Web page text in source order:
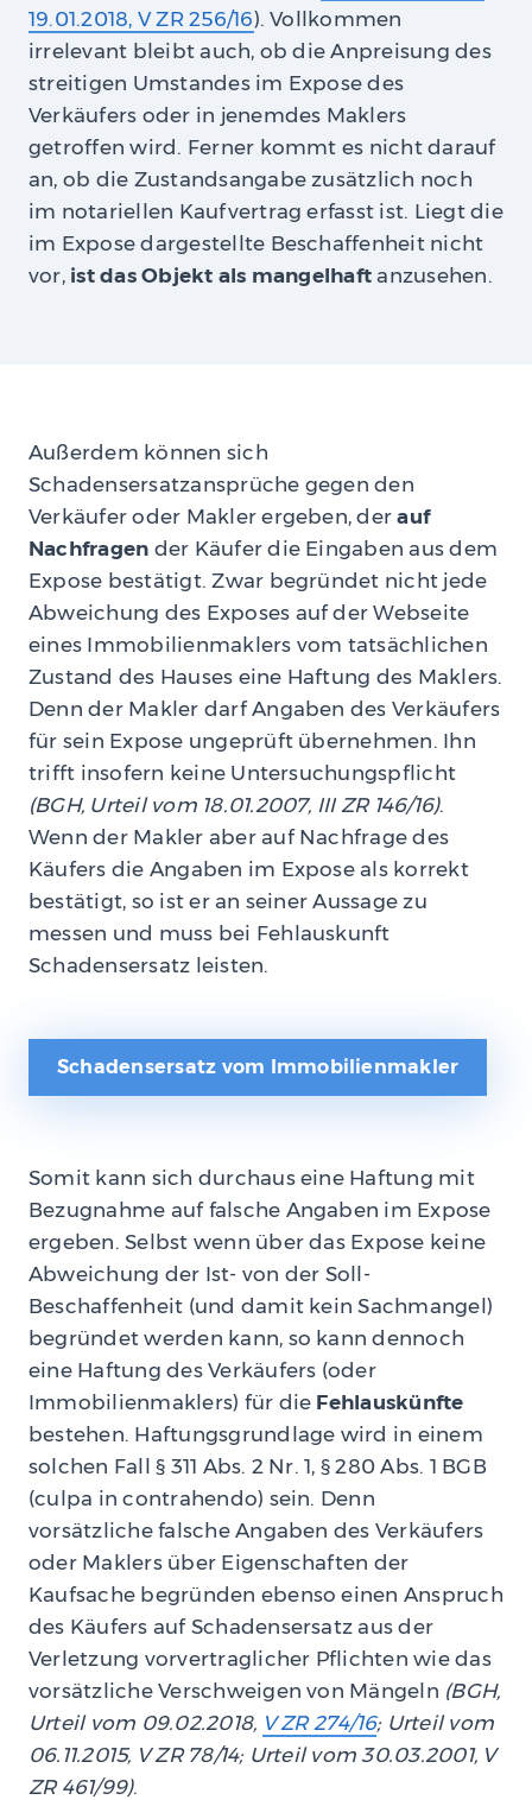
19.01.2018, V ZR 256/16). Vollkommen
irrelevant bleibt auch, ob die Anpreisung des
streitigen Umstandes im Expose des
Verkäufers oder in jenemdes Maklers
getroffen wird. Ferner kommt es nicht darauf
an, ob die Zustandsangabe zusätzlich noch
im notariellen Kaufvertrag erfasst ist. Liegt die
im Expose dargestellte Beschaffenheit nicht
vor, ist das Objekt als mangelhaft anzusehen.
Außerdem können sich
Schadensersatzansprüche gegen den
Verkäufer oder Makler ergeben, derauf
Nachfragen der Käufer die Eingaben aus dem
Expose bestätigt. Zwar begründet nicht jede
Abweichung des Exposes auf der Webseite
eines Immobilienmaklers vom tatsächlichen
Zustand des Hauses eine Haftung des Maklers.
Denn der Makler darf Angaben des Verkäufers
für sein Expose ungeprüft übernehmen. Ihn
trifft insofern keine Untersuchungspflicht
(BGH, Urteil vom 18.01.2007, III ZR 146/16).
Wenn der Makler aber auf Nachfrage des
Käufers die Angaben im Expose als korrekt
bestätigt, so ist er an seiner Aussage zu
messen und muss bei Fehlauskunft
Schadensersatz leisten.
Schadensersatz vom Immobilienmakler
Somit kann sich durchaus eine Haftung mit
Bezugnahme auf falsche Angaben im Expose
ergeben. Selbst wenn über das Expose keine
Abweichung der Ist- von der Soll-
Beschaffenheit (und damit kein Sachmangel)
begründet werden kann, so kann dennoch
eine Haftung des Verkäufers (oder
Immobilienmaklers) für die Fehlauskünfte
bestehen. Haftungsgrundlage wird in einem
solchen Fall § 311 Abs. 2 Nr. 1, § 280 Abs. 1 BGB
(culpa in contrahendo) sein. Denn
vorsätzliche falsche Angaben des Verkäufers
oder Maklers über Eigenschaften der
Kaufsache begründen ebenso einen Anspruch
des Käufers auf Schadensersatz aus der
Verletzung vorvertraglicher Pflichten wie das
vorsätzliche Verschweigen von Mängeln (BGH,
Urteil vom 09.02.2018, V ZR 274/16; Urteil vom
06.11.2015, V ZR 78/14; Urteil vom 30.03.2001, V
ZR 461/99).